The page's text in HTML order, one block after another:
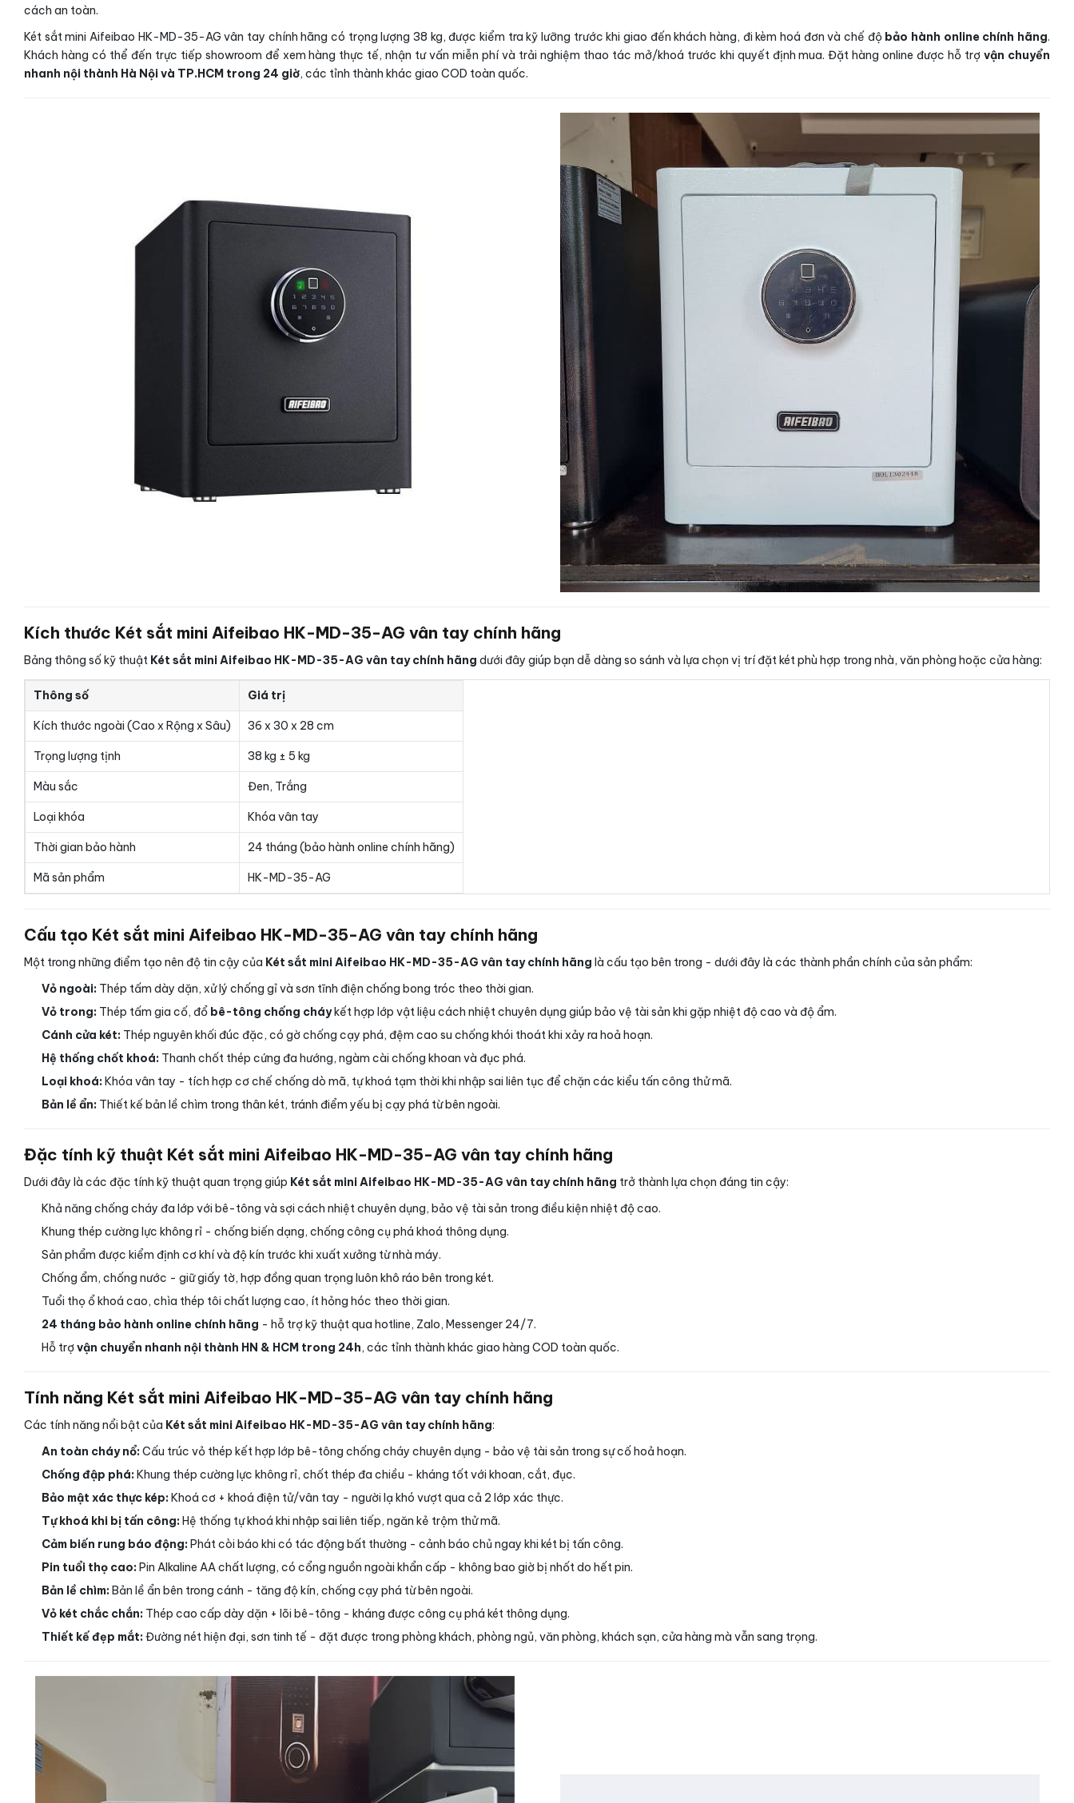
cách an toàn.
Két sắt mini Aifeibao HK-MD-35-AG vân tay chính hãng có trọng lượng 38 kg, được kiểm tra kỹ lưỡng trước khi giao đến khách hàng, đi kèm hoá đơn và chế độ bảo hành online chính hãng.
Khách hàng có thể đến trực tiếp showroom để xem hàng thực tế, nhận tư vấn miễn phí và trải nghiệm thao tác mở/khoá trước khi quyết định mua. Đặt hàng online được hỗ trợvận chuyển
nhanh nội thành Hà Nội và TP.HCM trong 24 giờ, các tỉnh thành khác giao COD toàn quốc.
Kích thước Két sắt mini Aifeibao HK-MD-35-AG vân tay chính hãng
Bảng thông số kỹ thuật Két sắt mini Aifeibao HK-MD-35-AG vân tay chính hãng dưới đây giúp bạn dễ dàng so sánh và lựa chọn vị trí đặt két phù hợp trong nhà, văn phòng hoặc cửa hàng:
Thông số Giá trị
Kích thước ngoài (Cao x Rộng x Sâu) 36 x 30 x 28 cm
Trọng lượng tịnh 38 kg ± 5 kg
Màu sắc Đen, Trắng
Loại khóa Khóa vân tay
Thời gian bảo hành 24 tháng (bảo hành online chính hãng)
Mã sản phẩm HK-MD-35-AG
Cấu tạo Két sắt mini Aifeibao HK-MD-35-AG vân tay chính hãng
Một trong những điểm tạo nên độ tin cậy của Két sắt mini Aifeibao HK-MD-35-AG vân tay chính hãng là cấu tạo bên trong - dưới đây là các thành phần chính của sản phẩm:
Vỏ ngoài: Thép tấm dày dặn, xử lý chống gỉ và sơn tĩnh điện chống bong tróc theo thời gian.
Vỏ trong: Thép tấm gia cố, đổ bê-tông chống cháykết hợp lớp vật liệu cách nhiệt chuyên dụng giúp bảo vệ tài sản khi gặp nhiệt độ cao và độ ẩm.
Cánh cửa két: Thép nguyên khối đúc đặc, có gờ chống cạy phá, đệm cao su chống khói thoát khi xảy ra hoả hoạn.
Hệ thống chốt khoá: Thanh chốt thép cứng đa hướng, ngàm cài chống khoan và đục phá.
Loại khoá: Khóa vân tay - tích hợp cơ chế chống dò mã, tự khoá tạm thời khi nhập sai liên tục để chặn các kiểu tấn công thử mã.
Bản lề ẩn: Thiết kế bản lề chìm trong thân két, tránh điểm yếu bị cạy phá từ bên ngoài.
Đặc tính kỹ thuật Két sắt mini Aifeibao HK-MD-35-AG vân tay chính hãng
Dưới đây là các đặc tính kỹ thuật quan trọng giúp Két sắt mini Aifeibao HK-MD-35-AG vân tay chính hãng trở thành lựa chọn đáng tin cậy:
Khả năng chống cháy đa lớp với bê-tông và sợi cách nhiệt chuyên dụng, bảo vệ tài sản trong điều kiện nhiệt độ cao.
Khung thép cường lực không rỉ - chống biến dạng, chống công cụ phá khoá thông dụng.
Sản phẩm được kiểm định cơ khí và độ kín trước khi xuất xưởng từ nhà máy.
Chống ẩm, chống nước - giữ giấy tờ, hợp đồng quan trọng luôn khô ráo bên trong két.
Tuổi thọ ổ khoá cao, chìa thép tôi chất lượng cao, ít hỏng hóc theo thời gian.
24 tháng bảo hành online chính hãng - hỗ trợ kỹ thuật qua hotline, Zalo, Messenger 24/7.
Hỗ trợvận chuyển nhanh nội thành HN & HCM trong 24h, các tỉnh thành khác giao hàng COD toàn quốc.
Tính năng Két sắt mini Aifeibao HK-MD-35-AG vân tay chính hãng
Các tính năng nổi bật của Két sắt mini Aifeibao HK-MD-35-AG vân tay chính hãng:
An toàn cháy nổ: Cấu trúc vỏ thép kết hợp lớp bê-tông chống cháy chuyên dụng - bảo vệ tài sản trong sự cố hoả hoạn.
Chống đập phá: Khung thép cường lực không rỉ, chốt thép đa chiều - kháng tốt với khoan, cắt, đục.
Bảo mật xác thực kép: Khoá cơ + khoá điện tử/vân tay - người lạ khó vượt qua cả 2 lớp xác thực.
Tự khoá khi bị tấn công: Hệ thống tự khoá khi nhập sai liên tiếp, ngăn kẻ trộm thử mã.
Cảm biến rung báo động: Phát còi báo khi có tác động bất thường - cảnh báo chủ ngay khi két bị tấn công.
Pin tuổi thọ cao: Pin Alkaline AA chất lượng, có cổng nguồn ngoài khẩn cấp - không bao giờ bị nhốt do hết pin.
Bản lề chìm: Bản lề ẩn bên trong cánh - tăng độ kín, chống cạy phá từ bên ngoài.
Vỏ két chắc chắn: Thép cao cấp dày dặn + lõi bê-tông - kháng được công cụ phá két thông dụng.
Thiết kế đẹp mắt: Đường nét hiện đại, sơn tinh tế - đặt được trong phòng khách, phòng ngủ, văn phòng, khách sạn, cửa hàng mà vẫn sang trọng.